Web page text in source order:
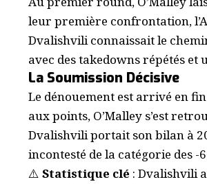
leur première confrontation,
Dvalishvili connaissait le
avec des takedowns répétés
La Soumission Décisive
Le dénouement est arrivé en
aux points, O’Malley s’est
Dvalishvili portait son bilan à
incontesté de la catégorie des -
⚠️ Statistique clé : Dvalishvili